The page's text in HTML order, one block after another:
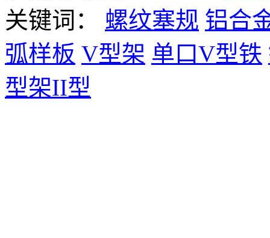
关键词： 螺纹塞规 铝合
弧样板 V型架 单口V型铁
型架II型